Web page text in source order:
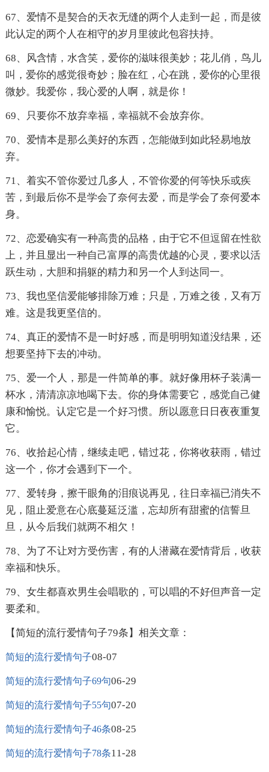
67、爱情不是契合的天衣无缝的两个人走到一起，而是彼
此认定的两个人在相守的岁月里彼此包容扶持。
68、风含情，水含笑，爱你的滋味很美妙；花儿俏，鸟儿
叫，爱你的感觉很奇妙；脸在红，心在跳，爱你的心里很
微妙。我爱你，我心爱的人啊，就是你！
69、只要你不放弃幸福，幸福就不会放弃你。
70、爱情本是那么美好的东西，怎能做到如此轻易地放
弃。
71、着实不管你爱过几多人，不管你爱的何等快乐或疾
苦，到最后你不是学会了奈何去爱，而是学会了奈何爱本
身。
72、恋爱确实有一种高贵的品格，由于它不但逗留在性欲
上，并且显出一种自己富厚的高贵优越的心灵，要求以活
跃生动，大胆和捐躯的精力和另一个人到达同一。
73、我也坚信爱能够排除万难；只是，万难之後，又有万
难。这是我更坚信的。
74、真正的爱情不是一时好感，而是明明知道没结果，还
想要坚持下去的冲动。
75、爱一个人，那是一件简单的事。就好像用杯子装满一
杯水，清清凉凉地喝下去。你的身体需要它，感觉自己健
康和愉悦。认定它是一个好习惯。所以愿意日日夜夜重复
它。
76、收拾起心情，继续走吧，错过花，你将收获雨，错过
这一个，你才会遇到下一个。
77、爱转身，擦干眼角的泪痕说再见，往日幸福已消失不
见，阻止爱意在心底蔓延泛滥，忘却所有甜蜜的信誓旦
旦，从今后我们就两不相欠！
78、为了不让对方受伤害，有的人潜藏在爱情背后，收获
幸福和快乐。
79、女生都喜欢男生会唱歌的，可以唱的不好但声音一定
要柔和。
【简短的流行爱情句子79条】相关文章：
简短的流行爱情句子08-07
简短的流行爱情句子69句06-29
简短的流行爱情句子55句07-20
简短的流行爱情句子46条08-25
简短的流行爱情句子78条11-28